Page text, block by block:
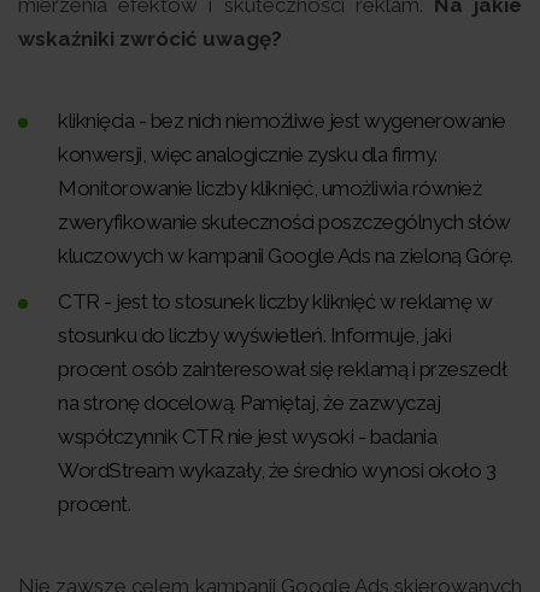
wskaźniki zwrócić uwagę?
kliknięcia - bez nich niemożliwe jest wygenerowanie
konwersji, więc analogicznie zysku dla firmy.
Monitorowanie liczby kliknięć, umożliwia również
zweryfikowanie skuteczności poszczególnych słów
kluczowych w kampanii Google Ads na zieloną Górę.
CTR - jest to stosunek liczby kliknięć w reklamę w
stosunku do liczby wyświetleń. Informuje, jaki
procent osób zainteresował się reklamą i przeszedł
na stronę docelową. Pamiętaj, że zazwyczaj
współczynnik CTR nie jest wysoki - badania
WordStream wykazały, że średnio wynosi około 3
procent.
Nie zawsze celem kampanii Google Ads skierowanych